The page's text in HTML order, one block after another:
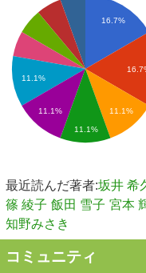
16.7%
11.1%
11.1%
11.1%
11.1%
最近読んだ著者:坂井 希
篠 綾子 飯田 雪子 宮本
知野みさき
コミュニティ